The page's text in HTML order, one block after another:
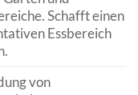
Schafft einen
Essbereich
von